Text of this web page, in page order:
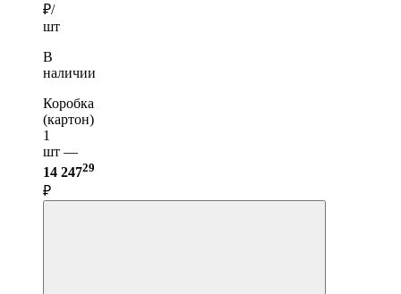
₽/
шт
В
наличии
Коробка
(картон)
1
шт —
14 24729
₽